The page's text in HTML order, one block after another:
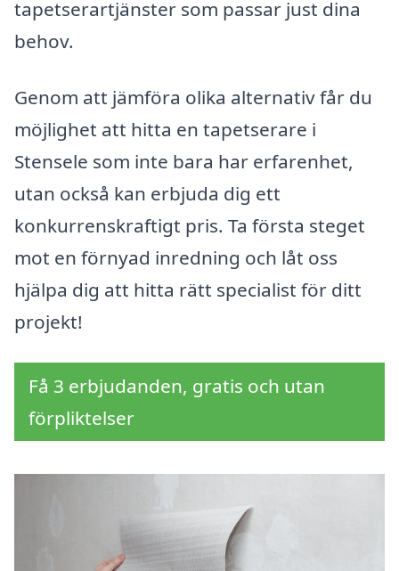
tapetserartjänster som passar just dina
behov.
Genom att jämföra olika alternativ får du
möjlighet att hitta en tapetserare i
Stensele som inte bara har erfarenhet,
utan också kan erbjuda dig ett
konkurrenskraftigt pris. Ta första steget
mot en förnyad inredning och låt oss
hjälpa dig att hitta rätt specialist för ditt
projekt!
Få 3 erbjudanden, gratis och utan
förpliktelser